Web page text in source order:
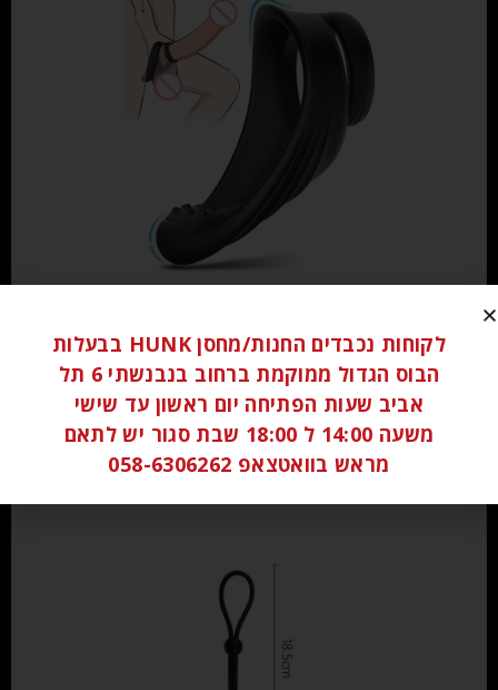
הוספה לסל
לקוחות נכבדים החנות/מחסן HUNK בבעלות
הבוס הגדול ממוקמת ברחוב בנבנשתי 6 תל
אביב שעות הפתיחה יום ראשון עד שישי
משעה 14:00 ל 18:00 שבת סגור יש לתאם
מראש בוואטצאפ 058-6306262